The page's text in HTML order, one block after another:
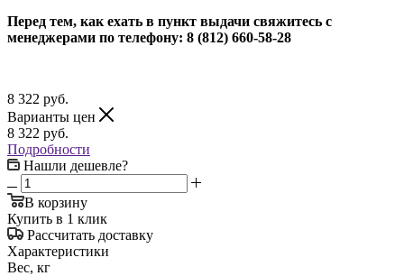
Перед тем, как ехать в пункт выдачи свяжитесь с
менеджерами по телефону: 8 (812) 660-58-28
8 322 руб.
Варианты цен
8 322 руб.
Подробности
Нашли дешевле?
В корзину
Купить в 1 клик
Рассчитать доставку
Характеристики
Вес, кг